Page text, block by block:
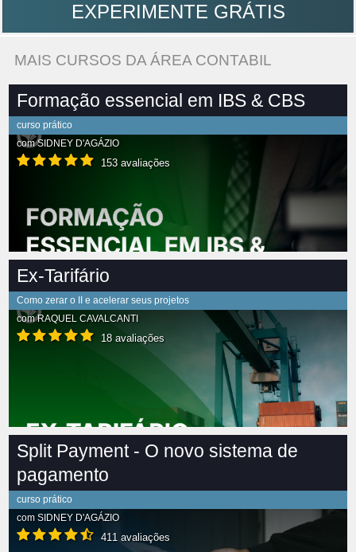
EXPERIMENTE GRÁTIS
MAIS CURSOS DA ÁREA CONTABIL
Formação essencial em IBS & CBS
curso prático
comSIDNEY D'AGÁZIO
153 avaliações
Ex-Tarifário
Como zerar o II e acelerar seus projetos
comRAQUEL CAVALCANTI
18 avaliações
Split Payment - O novo sistema de
pagamento
curso prático
com SIDNEY D'AGÁZIO
411 avaliações